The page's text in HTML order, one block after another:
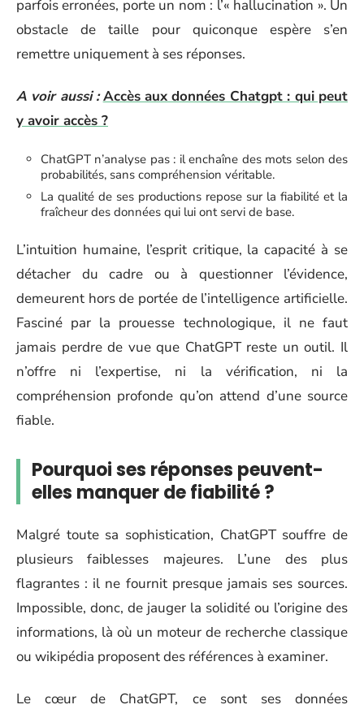
parfois erronées, porte un nom : l’« hallucination ». Un
obstacle de taille pour quiconque espère s’en
remettre uniquement à ses réponses.
A voir aussi : Accès aux données Chatgpt : qui peut
y avoir accès ?
ChatGPT n’analyse pas : il enchaîne des mots selon des
probabilités, sans compréhension véritable.
La qualité de ses productions repose sur la fiabilité et la
fraîcheur des données qui lui ont servi de base.
L’intuition humaine, l’esprit critique, la capacité à se
détacher du cadre ou à questionner l’évidence,
demeurent hors de portée de l’intelligence artificielle.
Fasciné par la prouesse technologique, il ne faut
jamais perdre de vue que ChatGPT reste un outil. Il
n’offre ni l’expertise, ni la vérification, ni la
compréhension profonde qu’on attend d’une source
fiable.
Pourquoi ses réponses peuvent-
elles manquer de fiabilité ?
Malgré toute sa sophistication, ChatGPT souffre de
plusieurs faiblesses majeures. L’une des plus
flagrantes : il ne fournit presque jamais ses sources.
Impossible, donc, de jauger la solidité ou l’origine des
informations, là où un moteur de recherche classique
ou wikipédia proposent des références à examiner.
Le cœur de ChatGPT, ce sont ses données